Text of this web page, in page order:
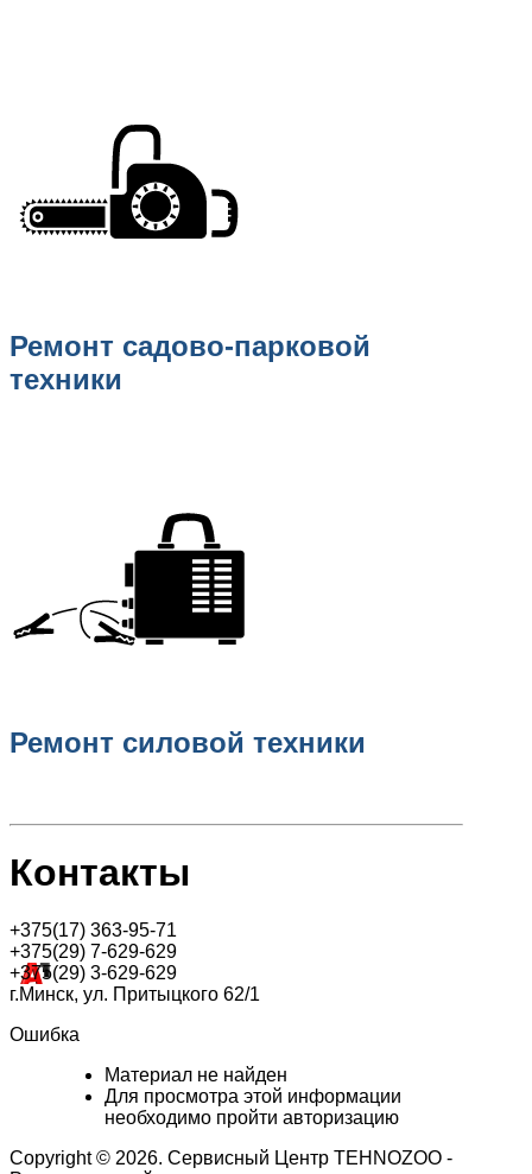
Ремонт садово-парковой
техники
Ремонт силовой техники
Контакты
+375(17) 363-95-71
+375(29) 7-629-629
+375(29) 3-629-629
г.Минск, ул. Притыцкого 62/1
Ошибка
Материал не найден
Для просмотра этой информации
необходимо пройти авторизацию
Copyright © 2026. Сервисный Центр TEHNOZOO -